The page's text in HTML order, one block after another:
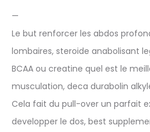
—
Le but renforcer les abdos
lombaires, steroide anabolisant
BCAA ou creatine quel est le
musculation, deca durabolin
Cela fait du pull-over un parfait
developper le dos, best